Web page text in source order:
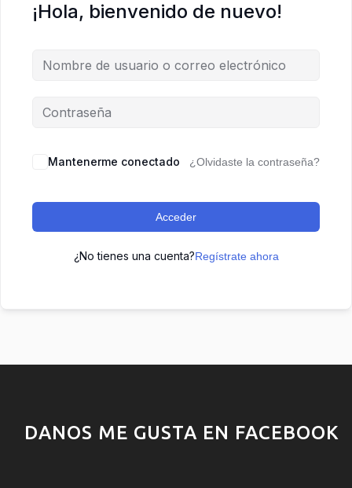
¡Hola, bienvenido de nuevo!
Mantenerme conectado ¿Olvidaste la contraseña?
Acceder
¿No tienes una cuenta?Regístrate ahora
DANOS ME GUSTA EN FACEBOOK